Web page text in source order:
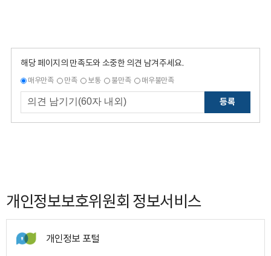
해당 페이지의 만족도와 소중한 의견 남겨주세요.
매우만족 만족 보통 불만족 매우불만족
등록
개인정보보호위원회 정보서비스
개인정보 포털